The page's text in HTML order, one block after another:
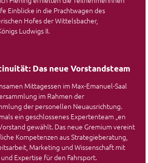
Einblicke in die Prachtwagen des
Hofes der Wittelsbacher,
Ludwigs II.
Das neue Vorstandsteam
Mittagessen im Max-Emanuel-Saal
im Rahmen der
der personellen Neuausrichtung.
ein geschlossenes Expertenteam „en
gewählt. Das neue Gremium vereint
Kompetenzen aus Strategieberatung,
Marketing und Wissenschaft mit
Expertise für den Fahrsport.